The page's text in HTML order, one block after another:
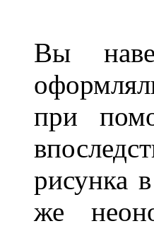
Вы
при
рисунка
же